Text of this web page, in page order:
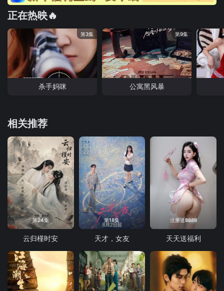
正在热映🔥
第3集
杀手妈咪
第9集
公寓黑风暴
相关推荐
第24集
云归槿时安
第18集
天才，女友
注册送8888
天天送福利